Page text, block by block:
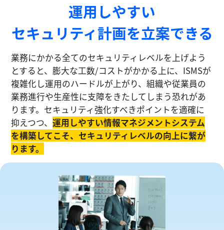
運⽤しやすい
セキュリティ計画を⽴案できる
業務にかかる全てのセキュリティレベルを上げよう
とすると、膨大な工数/コストがかかる上に、ISMSが
複雑化し運⽤のハードルが上がり、組織や従業員の
業務進⾏や生産性に⽀障をきたしてしまう恐れがあ
ります。セキュリティ強化すべきポイントを適確に
抑えつつ、運⽤しやすい情報マネジメントシステム
を構築してこそ、セキュリティレベルの向上に繋が
ります。